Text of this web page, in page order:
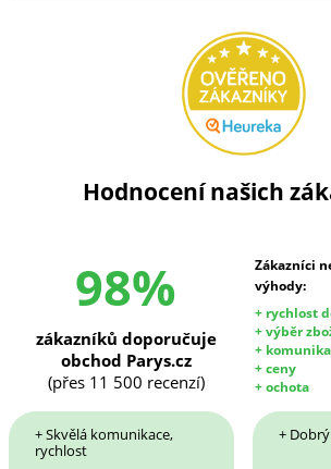
Hodnocení našich
98%
Zákazníci
výhody:
+ rychlost
+ výběr
+
+ ceny
+ ochota
zákazníků doporučuje
obchod Parys.cz
(přes 11 500 recenzí)
+ Skvělá komunikace,
rychlost
+